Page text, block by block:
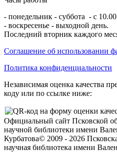
- понедельник - суббота - с
- воскресенье - выходной день.
Последний вторник каждого
Соглашение об использовании
Политика конфиденциальности
Независимая оценка качества
коду или по ссылке ниже:
Официальный сайт Псковской
научной библиотеки имени
Курбатова© 2009 - 2026
научная библиотека имени